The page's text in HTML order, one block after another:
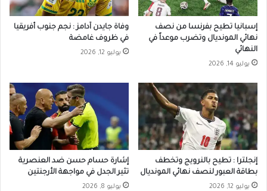
إسبانيا تطيح بفرنسا من نصف
نهائي المونديال وتضرب موعداً في
النهائي
يوليو 14, 2026
وفاة جايدن آدامز : نجم جنوب أفريقيا
في ظروف غامضة
يوليو 12, 2026
إنجلترا : تطيح بالنرويج وتخطف
بطاقة العبور لنصف نهائي المونديال
يوليو 12, 2026
إشارة حسام حسن ضد العنصرية
تثير الجدل في مواجهة الأرجنتين
يوليو 8, 2026